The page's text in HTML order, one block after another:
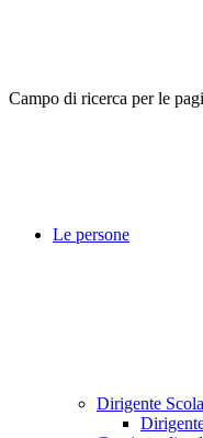
Campo di ricerca per le
Le persone
Dirigente